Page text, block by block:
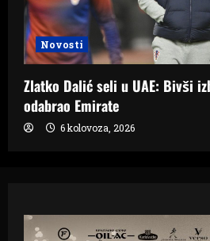
Novosti
Zlatko Dalić seli u UAE: Bivši
odabrao Emirate
6 kolovoza, 2026